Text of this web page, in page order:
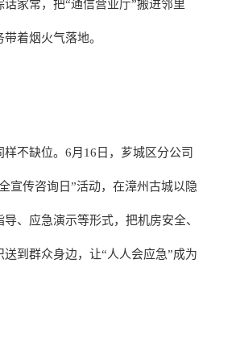
话家常，把“通信营业厅”搬进邻里
着烟火气落地。
样不缺位。6月16日，芗城区分公司
宣传咨询日”活动，在漳州古城以隐
、应急演示等形式，把机房安全、
送到群众身边，让“人人会应急”成为